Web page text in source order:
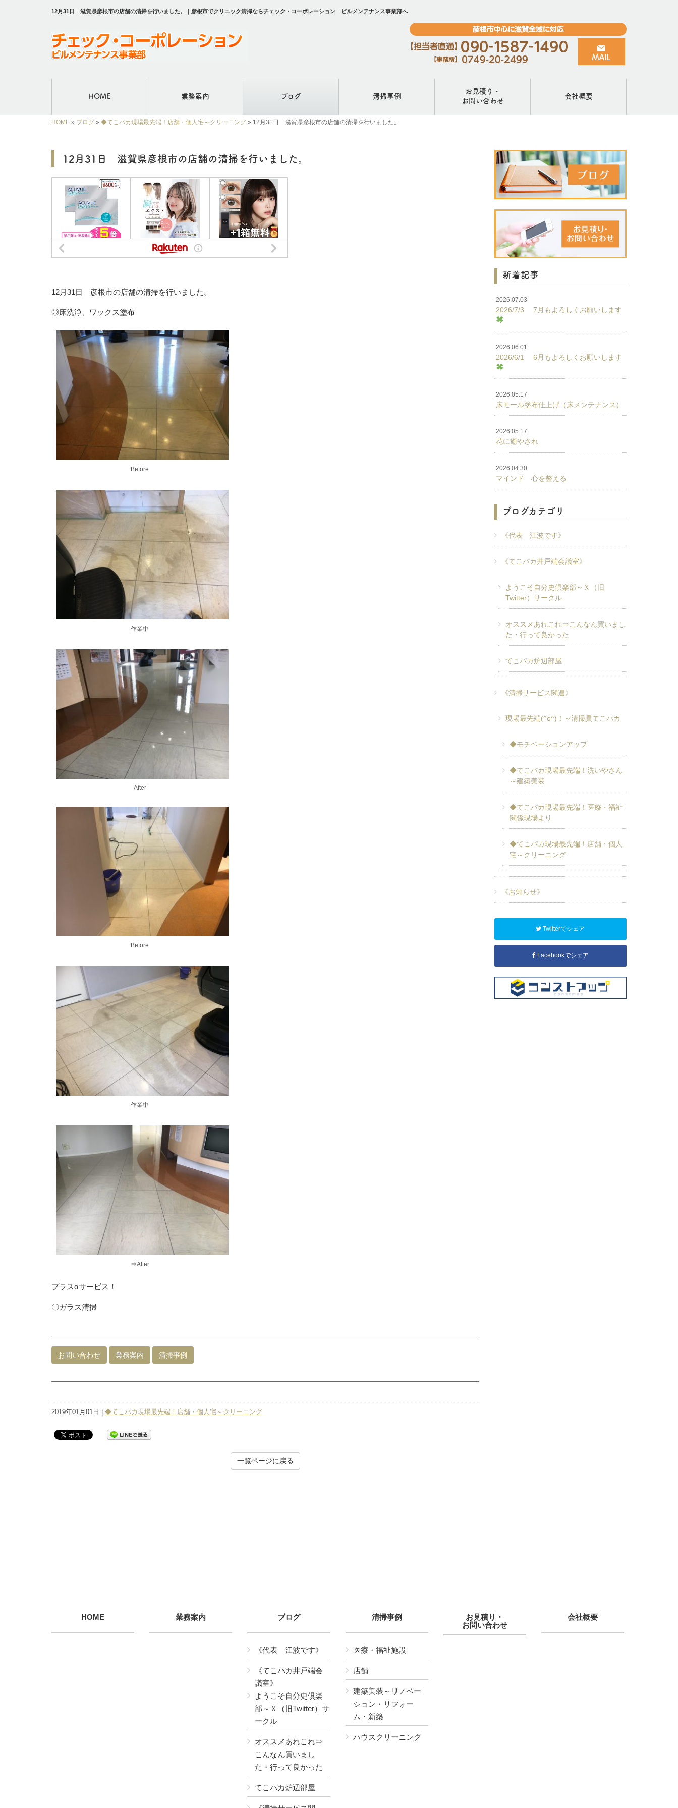
12月31日 滋賀県彦根市の店舗の清掃を行いました。｜彦根市でクリニック清掃ならチェック・コーポレーション ビルメンテナンス事業部へ
HOME 業務案内 ブログ 清掃事例
お見積り・
お問い合わせ
会社概要
HOME » ブログ » ◆てこパカ現場最先端！店舗・個人宅～クリーニング » 12月31日 滋賀県彦根市の店舗の清掃を行いました。
12月31日 滋賀県彦根市の店舗の清掃を行いました。
12月31日 彦根市の店舗の清掃を行いました。
◎床洗浄、ワックス塗布
Before
作業中
After
Before
作業中
⇒After
プラスαサービス！
〇ガラス清掃
お問い合わせ 業務案内 清掃事例
2019年01月01日 | ◆てこパカ現場最先端！店舗・個人宅～クリーニング
一覧ページに戻る
新着記事
2026.07.03
2026/7/3 7月もよろしくお願いします
2026.06.01
2026/6/1 6月もよろしくお願いします
2026.05.17
床モール塗布仕上げ（床メンテナンス）
2026.05.17
花に癒やされ
2026.04.30
マインド 心を整える
ブログカテゴリ
《代表 江波です》
《てこパカ井戸端会議室》
ようこそ自分史倶楽部～Ｘ（旧
Twitter）サークル
オススメあれこれ⇒こんなん買いまし
た・行って良かった
てこパカ炉辺部屋
《清掃サービス関連》
現場最先端(^o^)！～清掃員てこパカ
◆モチベーションアップ
◆てこパカ現場最先端！洗いやさん
～建築美装
◆てこパカ現場最先端！医療・福祉
関係現場より
◆てこパカ現場最先端！店舗・個人
宅～クリーニング
《お知らせ》
Twitterでシェア
Facebookでシェア
HOME 業務案内 ブログ
《代表 江波です》
《てこパカ井戸端会
議室》
ようこそ自分史倶楽
部～Ｘ（旧Twitter）サ
ークル
オススメあれこれ⇒
こんなん買いまし
た・行って良かった
てこパカ炉辺部屋
清掃事例
医療・福祉施設
店舗
建築美装～リノベー
ション・リフォー
ム・新築
ハウスクリーニング
お見積り・
お問い合わせ
会社概要